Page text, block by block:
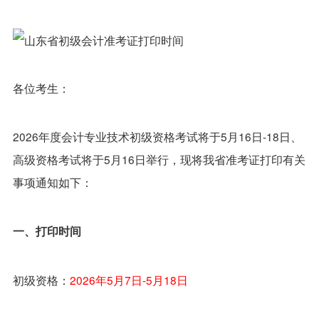
各位考生：
2026年度会计专业技术初级资格考试将于5月16日-18日、
高级资格考试将于5月16日举行，现将我省准考证打印有关
事项通知如下：
一、打印时间
初级资格： 2026年5月7日-5月18日